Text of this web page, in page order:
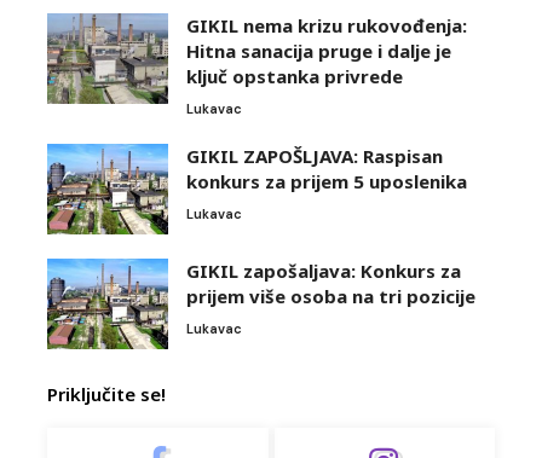
GIKIL nema krizu rukovođenja:
Hitna sanacija pruge i dalje je
ključ opstanka privrede
Lukavac
GIKIL ZAPOŠLJAVA: Raspisan
konkurs za prijem 5 uposlenika
Lukavac
GIKIL zapošaljava: Konkurs za
prijem više osoba na tri pozicije
Lukavac
Priključite se!